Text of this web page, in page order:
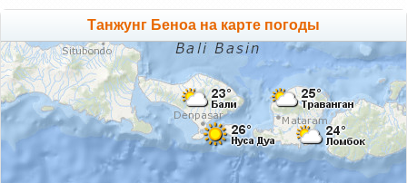
Танжунг Беноа на карте погоды